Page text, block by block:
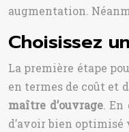
augmentation.
Choisissez
La première étape
en termes de coût et
maître d’ouvrage. En
d’avoir bien optimisé